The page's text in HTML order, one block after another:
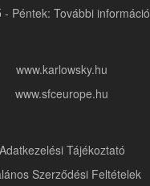
- Péntek: További információ
www.karlowsky.hu
www.sfceurope.hu
Adatkezelési Tájékoztató
Szerződési Feltételek